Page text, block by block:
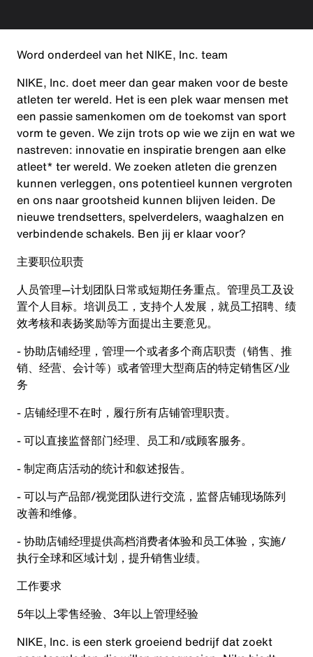
Word onderdeel van het NIKE, Inc. team
NIKE, Inc. doet meer dan gear maken voor de beste
atleten ter wereld. Het is een plek waar mensen met
een passie samenkomen om de toekomst van sport
vorm te geven. We zijn trots op wie we zijn en wat we
nastreven: innovatie en inspiratie brengen aan elke
atleet* ter wereld. We zoeken atleten die grenzen
kunnen verleggen, ons potentieel kunnen vergroten
en ons naar grootsheid kunnen blijven leiden. De
nieuwe trendsetters, spelverdelers, waaghalzen en
verbindende schakels. Ben jij er klaar voor?
主要职位职责
人员管理—计划团队日常或短期任务重点。管理员工及设
置个人目标。培训员工，支持个人发展，就员工招聘、绩
效考核和表扬奖励等方面提出主要意见。
- 协助店铺经理，管理一个或者多个商店职责（销售、推
销、经营、会计等）或者管理大型商店的特定销售区/业
务
- 店铺经理不在时，履行所有店铺管理职责。
- 可以直接监督部门经理、员工和/或顾客服务。
- 制定商店活动的统计和叙述报告。
- 可以与产品部/视觉团队进行交流，监督店铺现场陈列
改善和维修。
- 协助店铺经理提供高档消费者体验和员工体验，实施/
执行全球和区域计划，提升销售业绩。
工作要求
5年以上零售经验、3年以上管理经验
NIKE, Inc. is een sterk groeiend bedrijf dat zoekt